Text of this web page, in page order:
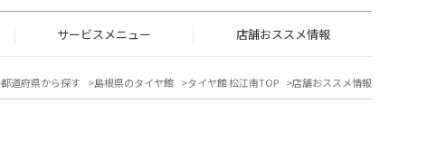
サービスメニュー 店舗おススメ情報
都道府県から探す 島根県のタイヤ館 タイヤ館 松江南TOP 店舗おススメ情報